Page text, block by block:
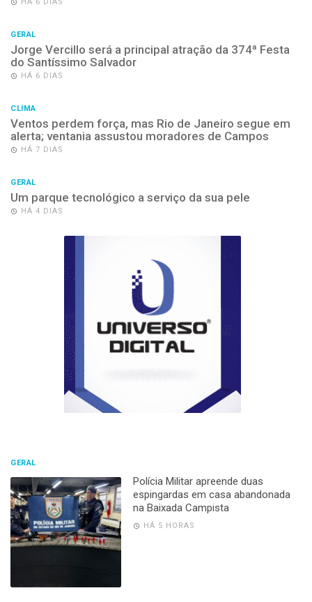
GERAL
Jorge Vercillo será a principal atração da 374ª Festa
do Santíssimo Salvador
HÁ 6 DIAS
CLIMA
Ventos perdem força, mas Rio de Janeiro segue em
alerta; ventania assustou moradores de Campos
HÁ 7 DIAS
GERAL
Um parque tecnológico a serviço da sua pele
HÁ 4 DIAS
GERAL
Polícia Militar apreende duas
espingardas em casa abandonada
na Baixada Campista
HÁ 5 HORAS